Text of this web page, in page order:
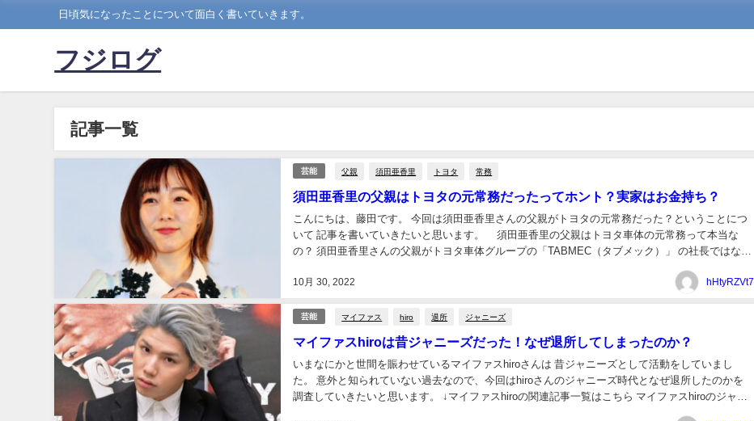
日頃気になったことについて面白く書いていきます。
フジログ
記事一覧
芸能 父親 須田亜香里 トヨタ 常務
須田亜香里の父親はトヨタの元常務だったってホント？実家はお金持ち？
10月 30, 2022
こんにちは、藤田です。 今回は須田亜香里さんの父親がトヨタの元常務だった？ということにつ
いて 記事を書いていきたいと思います。 須田亜香里の父親はトヨタ車体の元常務って本当な
の？ 須田亜香里さんの父親がトヨタ車体グループの「TABMEC（タブメック）」 の社長ではない
hHtyRZVt7
芸能 マイファス hiro 退所 ジャニーズ
マイファスhiroは昔ジャニーズだった！なぜ退所してしまったのか？
いまなにかと世間を賑わせているマイファスhiroさんは 昔ジャニーズとして活動をしていまし
た。 意外と知られていない過去なので、今回はhiroさんのジャニーズ時代となぜ退所したのかを
調査していきたいと思います。 ↓マイファスhiroの関連記事一覧はこちら マイファスhiroのジャニ